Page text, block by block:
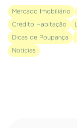
Mercado Imobiliário
Crédito Habitação
Dicas de Poupança
Notícias